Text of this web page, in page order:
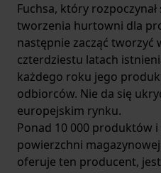
Fuchsa, który
tworzenia hurtowni dla
następnie zacząć tworzyć
czterdziestu latach
każdego roku jego
odbiorców. Nie da się
europejskim rynku.
Ponad 10 000 produktów
powierzchni
oferuje ten producent,